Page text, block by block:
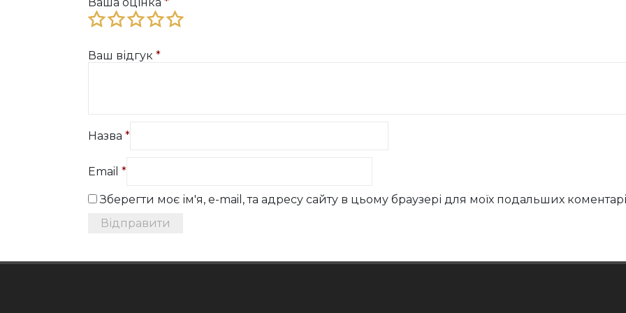
Ваша оцінка *
Ваш відгук *
Назва *
Email *
Зберегти моє ім'я, e-mail, та адресу сайту в цьому браузері для моїх подальших